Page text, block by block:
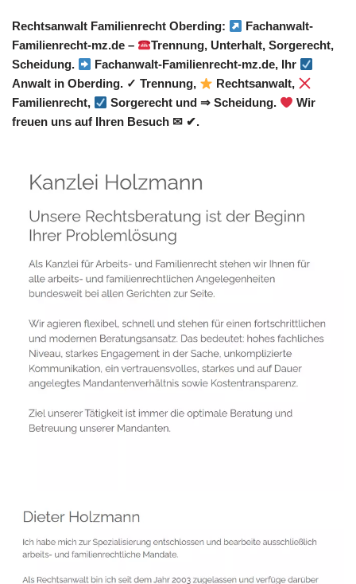
Rechtsanwalt Familienrecht Oberding:
Fachanwalt-
Familienrecht-mz.de –
Trennung, Unterhalt, Sorgerecht,
Scheidung.
Fachanwalt-Familienrecht-mz.de, Ihr
Anwalt in Oberding. ✓ Trennung,
Rechtsanwalt,
Familienrecht,
Sorgerecht und ⇒ Scheidung.
Wir
freuen uns auf Ihren Besuch ✉ ✔.